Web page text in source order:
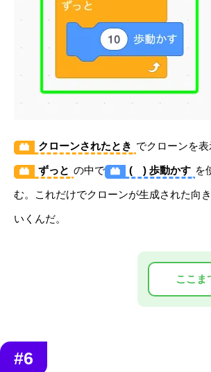
クローンされたとき でクローンを表
ずっと の中で ( ) 歩動かす を
む。これだけでクローンが生成された向
いくんだ。
#6